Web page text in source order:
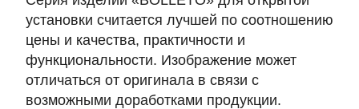
установки считается лучшей по соотношению
цены и качества, практичности и
функциональности. Изображение может
отличаться от оригинала в связи с
возможными доработками продукции.